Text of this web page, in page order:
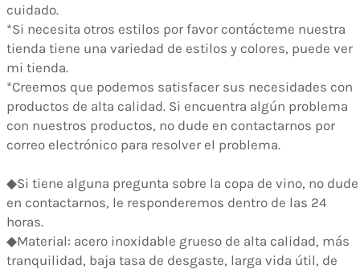
cuidado.
*Si necesita otros estilos por favor contácteme nuestra
tienda tiene una variedad de estilos y colores, puede ver
mi tienda.
*Creemos que podemos satisfacer sus necesidades con
productos de alta calidad. Si encuentra algún problema
con nuestros productos, no dude en contactarnos por
correo electrónico para resolver el problema.
◆Si tiene alguna pregunta sobre la copa de vino, no dude
en contactarnos, le responderemos dentro de las 24
horas.
◆Material: acero inoxidable grueso de alta calidad, más
tranquilidad, baja tasa de desgaste, larga vida útil, de